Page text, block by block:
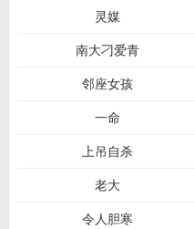
灵媒
南大刁爱青
邻座女孩
一命
上吊自杀
老大
令人胆寒